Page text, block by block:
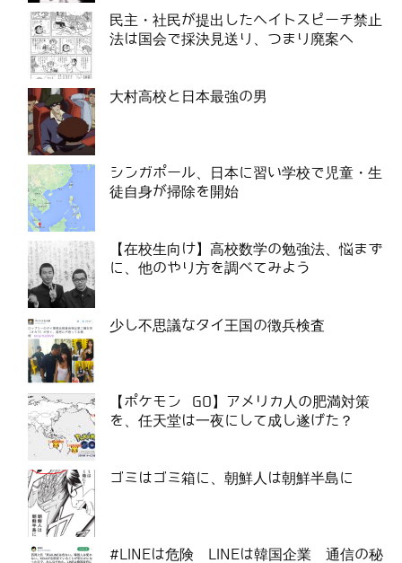
民主・社民が提出したヘイトスピーチ禁止
法は国会で採決見送り、つまり廃案へ
大村高校と日本最強の男
シンガポール、日本に習い学校で児童・生
徒自身が掃除を開始
【在校生向け】高校数学の勉強法、悩まず
に、他のやり方を調べてみよう
少し不思議なタイ王国の徴兵検査
【ポケモン GO】アメリカ人の肥満対策
を、任天堂は一夜にして成し遂げた？
ゴミはゴミ箱に、朝鮮人は朝鮮半島に
#LINEは危険 LINEは韓国企業 通信の秘